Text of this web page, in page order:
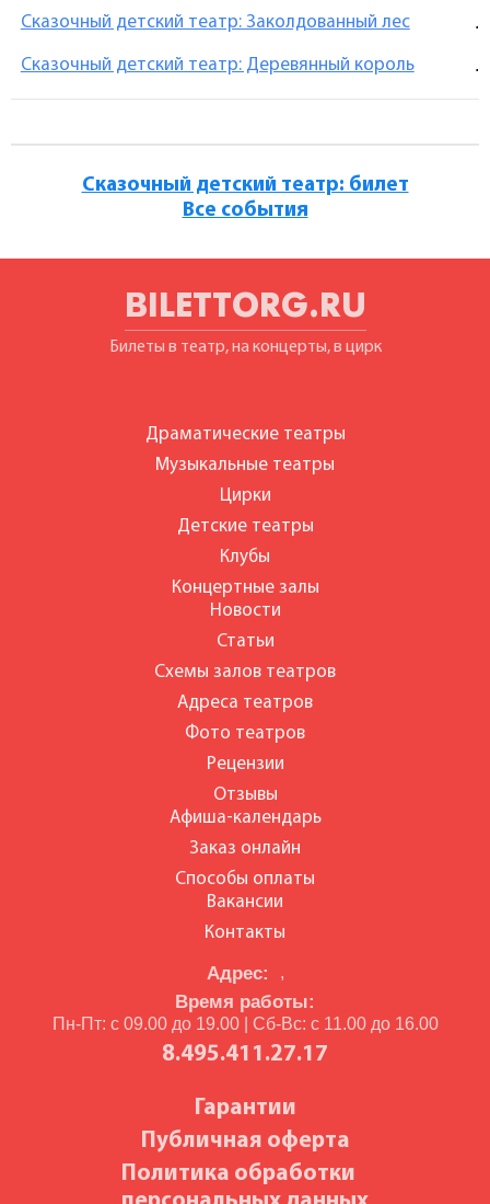
Сказочный детский театр: Заколдованный лес .
Сказочный детский театр: Деревянный король .
Сказочный детский театр: билет
Все события
BILETTORG.RU
Билеты в театр, на концерты, в цирк
Адрес: ,
Время работы:
Пн-Пт: с 09.00 до 19.00 | Сб-Вс: с 11.00 до 16.00
8.495.411.27.17
Гарантии
Публичная оферта
Политика обработки
Драматические театры
Музыкальные театры
Цирки
Детские театры
Клубы
Концертные залы
Новости
Статьи
Схемы залов театров
Адреса театров
Фото театров
Рецензии
Отзывы
Афиша-календарь
Заказ онлайн
Способы оплаты
Вакансии
Контакты